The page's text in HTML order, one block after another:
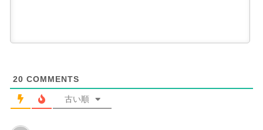
20 COMMENTS
古い順